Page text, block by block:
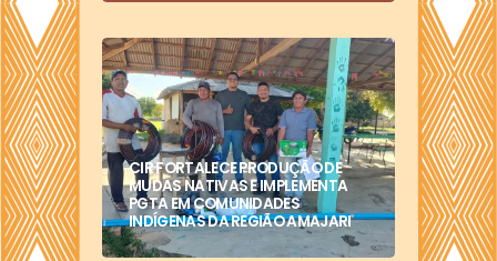
CIR FORTALECE PRODUÇÃO DE
MUDAS NATIVAS E IMPLEMENTA
PGTA EM COMUNIDADES
INDÍGENAS DA REGIÃO AMAJARI